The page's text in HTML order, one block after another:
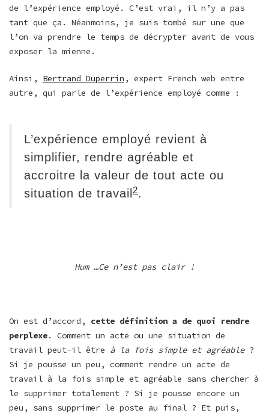
de l’expérience employé. C’est vrai, il n’y a pas
tant que ça. Néanmoins, je suis tombé sur une que
l’on va prendre le temps de décrypter avant de vous
exposer la mienne.
Ainsi, Bertrand Duperrin , expert French web entre
autre, qui parle de l’expérience employé comme :
L’expérience employé revient à
simplifier, rendre agréable et
accroitre la valeur de tout acte ou
situation de travail 2.
Hum …Ce n’est pas clair !
On est d’accord, cette définition a de quoi rendre
perplexe. Comment un acte ou une situation de
travail peut-il être à la fois simple et agréable?
Si je pousse un peu, comment rendre un acte de
travail à la fois simple et agréable sans chercher à
le supprimer totalement ? Si je pousse encore un
peu, sans supprimer le poste au final ? Et puis,